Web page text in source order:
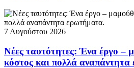
7 Αυγούστου 2026
Νέες ταυτότητες: Ένα έργο –
κόστος και πολλά